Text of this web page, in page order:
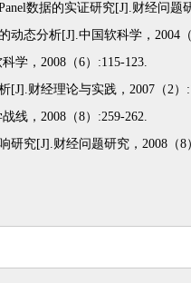
数据的实证研究[J].财经问题
态分析[J].中国软科学，2004
学，2008（6）:115-123.
财经理论与实践，2007（2）
线，2008（8）:259-262.
究[J].财经问题研究，2008（8